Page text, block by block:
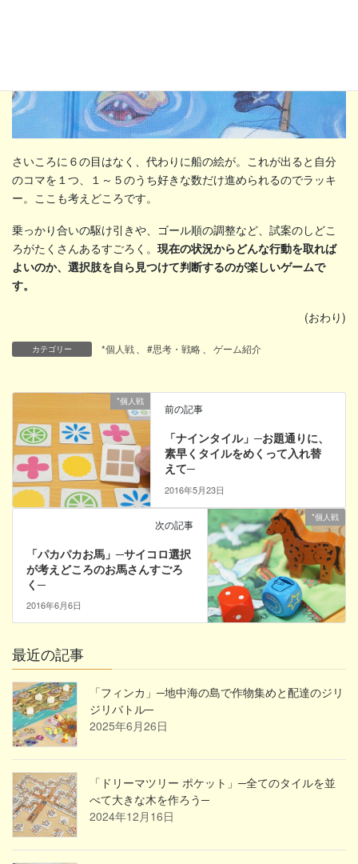
さいころに６の目はなく、代わりに船の絵が。これが出ると自分
のコマを１つ、１～５のうち好きな数だけ進められるのでラッキ
ー。ここも考えどころです。
乗っかり合いの駆け引きや、ゴール順の調整など、試案のしどこ
ろがたくさんあるすごろく。 現在の状況からどんな行動を取れば
よいのか、選択肢を自ら見つけて判断するのが楽しいゲームで
す。
(おわり)
カテゴリー *個人戦 #思考・戦略 ゲーム紹介
*個人戦
前の記事
「ナインタイル」─お題通りに、
素早くタイルをめくって入れ替
えて─
2016年5月23日
*個人戦
次の記事
「パカパカお馬」─サイコロ選択
が考えどころのお馬さんすごろ
く─
2016年6月6日
最近の記事
「フィンカ」─地中海の島で作物集めと配達のジリ
ジリバトル─
2025年6月26日
「ドリーマツリー ポケット」─全てのタイルを並
べて大きな木を作ろう─
2024年12月16日